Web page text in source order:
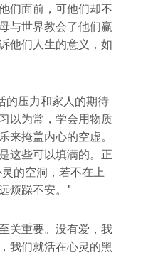
们面前，可他们却不
与世界教会了他们赢
他们人生的意义，如
的压力和家人的期待
以为常，学会用物质
来掩盖内心的空虚。
这些可以填满的。正
的空洞，若不在上
烦躁不安。”
关重要。没有爱，我
我们就活在心灵的黑